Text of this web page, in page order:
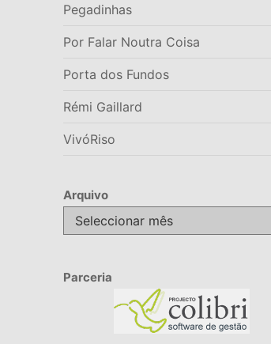
Pegadinhas
Por Falar Noutra Coisa
Porta dos Fundos
Rémi Gaillard
VivóRiso
Arquivo
Arquivo
Parceria